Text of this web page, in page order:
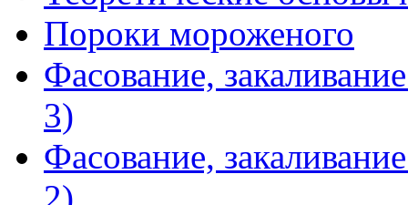
Пороки мороженого
Фасование,
3)
Фасование,
2)